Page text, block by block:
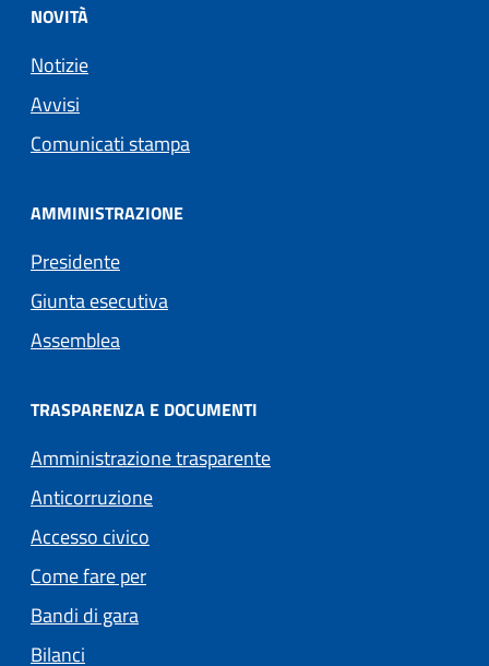
NOVITÀ
Notizie
Avvisi
Comunicati stampa
AMMINISTRAZIONE
Presidente
Giunta esecutiva
Assemblea
TRASPARENZA E DOCUMENTI
Amministrazione trasparente
Anticorruzione
Accesso civico
Come fare per
Bandi di gara
Bilanci